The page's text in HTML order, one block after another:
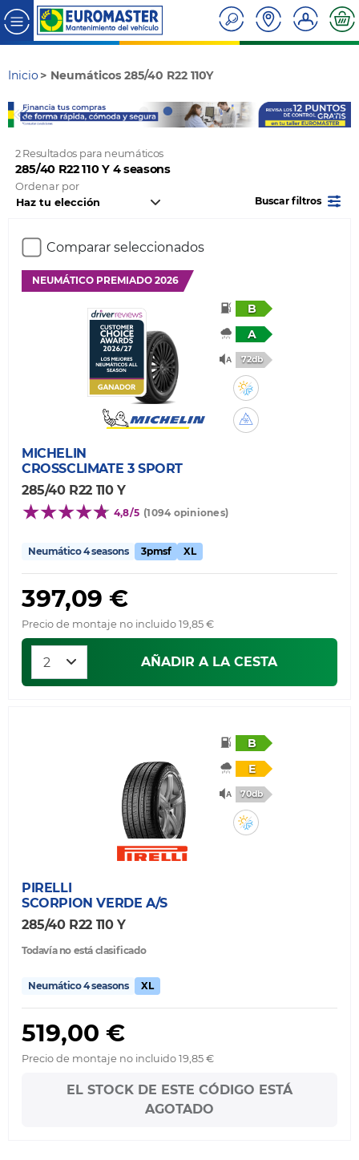
Inicio Neumáticos 285/40 R22 110Y
2 Resultados para neumáticos
285/40 R22 110 Y 4 seasons
Ordenar por
Buscar filtros
Comparar seleccionados
NEUMÁTICO PREMIADO 2026
B
A
72db
MICHELIN
CROSSCLIMATE 3 SPORT
285/40 R22 110 Y
4,8/5 (1094 opiniones)
Neumático 4 seasons 3pmsf XL
397,09 €
Precio de montaje no incluido 19,85 €
AÑADIR A LA CESTA
B
E
70db
PIRELLI
SCORPION VERDE A/S
285/40 R22 110 Y
Todavía no está clasificado
Neumático 4 seasons XL
519,00 €
Precio de montaje no incluido 19,85 €
EL STOCK DE ESTE CÓDIGO ESTÁ
AGOTADO